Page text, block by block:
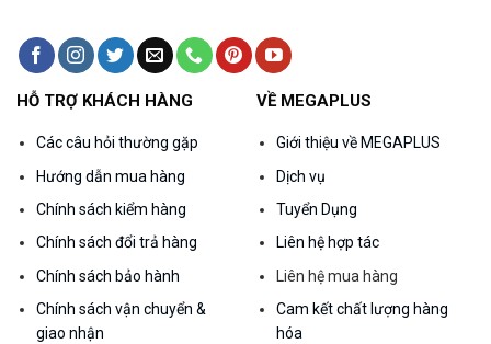
HỖ TRỢ KHÁCH HÀNG
Các câu hỏi thường gặp
Hướng dẫn mua hàng
Chính sách kiểm hàng
Chính sách đổi trả hàng
Chính sách bảo hành
Chính sách vận chuyển &
giao nhận
VỀ MEGAPLUS
Giới thiệu về MEGAPLUS
Dịch vụ
Tuyển Dụng
Liên hệ hợp tác
Liên hệ mua hàng
Cam kết chất lượng hàng
hóa